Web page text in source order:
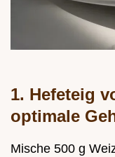
1. Hefeteig
optimale
Mische 500 g